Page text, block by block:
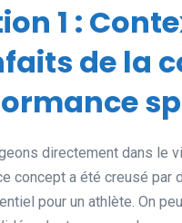
1 :
de la
directement dans le
concept a été creusé
pour un athlète. On